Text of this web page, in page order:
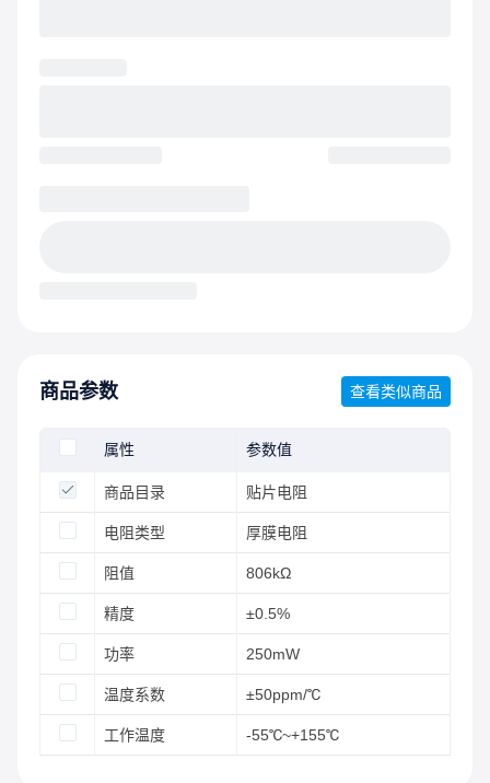
商品参数 查看类似商品
属性 参数值
商品目录 贴片电阻
电阻类型 厚膜电阻
阻值 806kΩ
精度 ±0.5%
功率 250mW
温度系数 ±50ppm/℃
工作温度 -55℃~+155℃